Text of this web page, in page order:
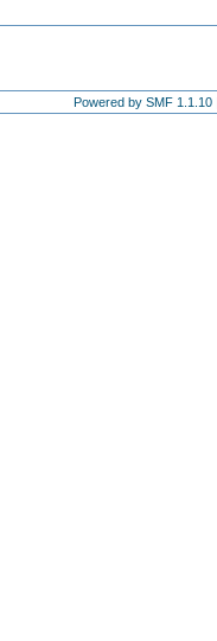
Powered by SMF 1.1.10